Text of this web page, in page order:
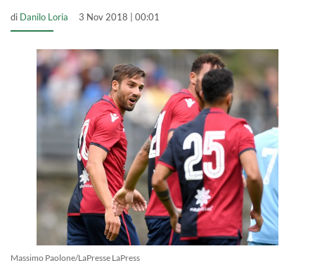
di Danilo Loria 3 Nov 2018 | 00:01
Massimo Paolone/LaPresse LaPress